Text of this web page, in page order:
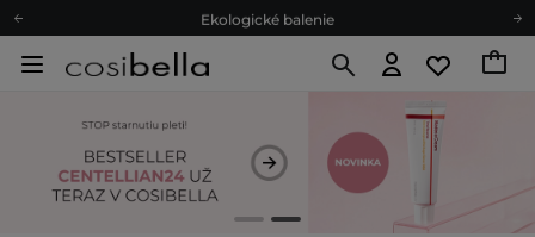
Ekologické balenie
Odmeňovací program
Ekologické balenie